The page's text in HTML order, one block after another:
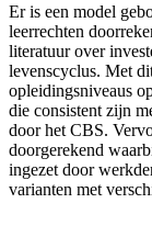
Er is een model
leerrechten
literatuur over
levenscyclus. Met
opleidingsniveaus
die consistent zijn
door het CBS.
doorgerekend
ingezet door
varianten met